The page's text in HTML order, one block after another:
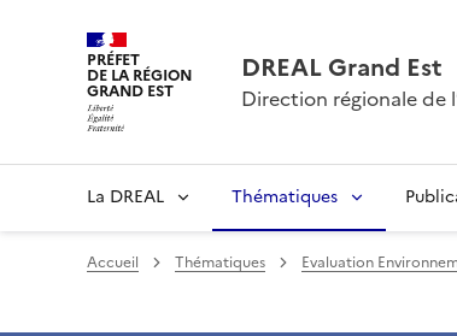
PRÉFET
DE LA RÉGION
GRAND EST
DREAL Grand Est
Direction régionale de
La DREAL Thématiques
Accueil Thématiques Evaluation